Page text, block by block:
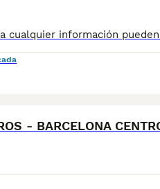
- BARCELONA